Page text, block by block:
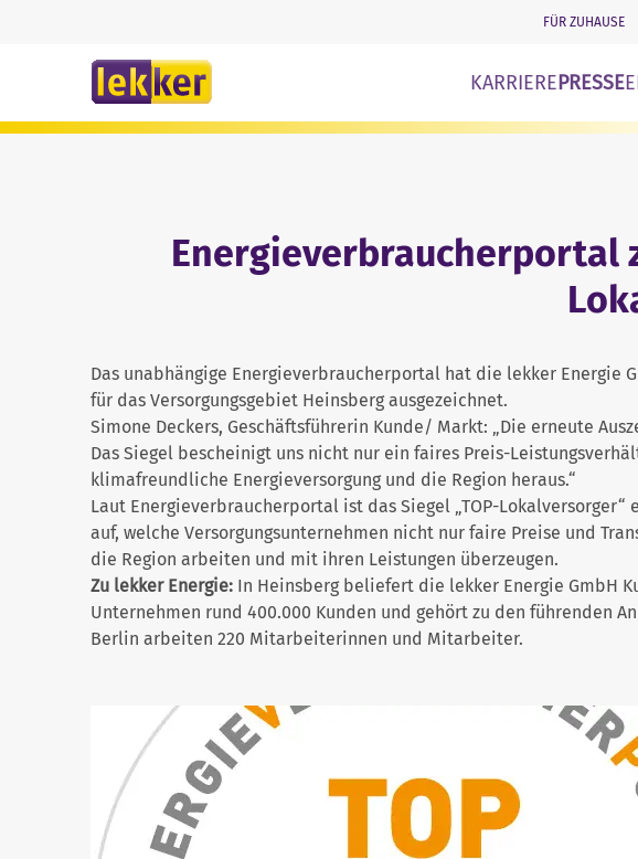
FÜR ZUHAUSE
KARRIEREPRESSE
Energieverbraucherportal
Das unabhängige Energieverbraucherportal hat die lekker Energie
für das Versorgungsgebiet Heinsberg ausgezeichnet.
Simone Deckers, Geschäftsführerin Kunde/ Markt: „Die erneute
Das Siegel bescheinigt uns nicht nur ein faires Preis-
klimafreundliche Energieversorgung und die Region heraus.“
Laut Energieverbraucherportal ist das Siegel „TOP-
auf, welche Versorgungsunternehmen nicht nur faire Preise und
die Region arbeiten und mit ihren Leistungen überzeugen.
Zu lekker Energie: In Heinsberg beliefert die lekker Energie GmbH
Unternehmen rund 400.000 Kunden und gehört zu den führenden
Berlin arbeiten 220 Mitarbeiterinnen und Mitarbeiter.